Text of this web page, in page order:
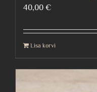
40,00 €
Lisa korvi